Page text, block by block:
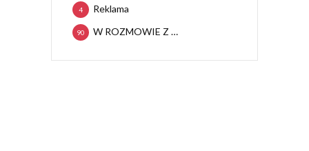
Reklama
4
W ROZMOWIE Z …
90